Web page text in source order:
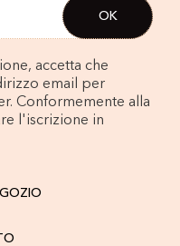
accetta che
email per
Conformemente alla
l'iscrizione in